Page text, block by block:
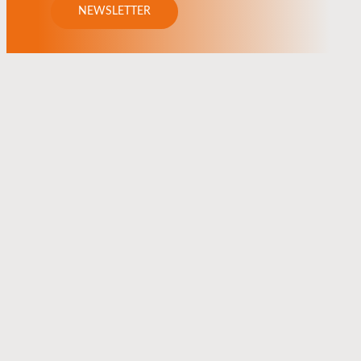
NEWSLETTER